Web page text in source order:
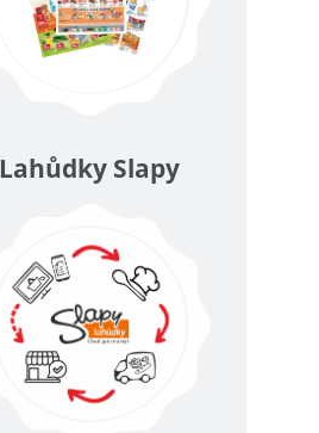
Lahůdky Slapy